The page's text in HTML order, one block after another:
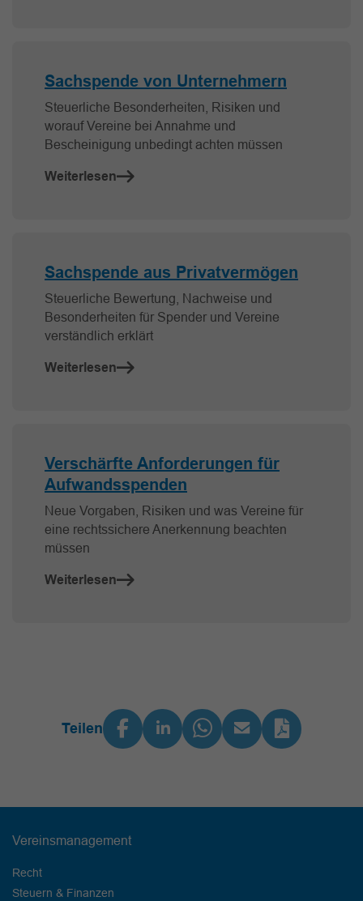
Sachspende von Unternehmern
Steuerliche Besonderheiten, Risiken und
worauf Vereine bei Annahme und
Bescheinigung unbedingt achten müssen
Weiterlesen
Sachspende aus Privatvermögen
Steuerliche Bewertung, Nachweise und
Besonderheiten für Spender und Vereine
verständlich erklärt
Weiterlesen
Verschärfte Anforderungen für
Aufwandsspenden
Neue Vorgaben, Risiken und was Vereine für
eine rechtssichere Anerkennung beachten
müssen
Weiterlesen
Teilen
Vereinsmanagement
Recht
Steuern & Finanzen